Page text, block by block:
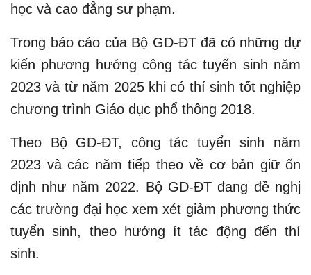
học và cao đẳng sư phạm.
Trong báo cáo của Bộ GD-ĐT đã có những dự
kiến phương hướng công tác tuyển sinh năm
2023 và từ năm 2025 khi có thí sinh tốt nghiệp
chương trình Giáo dục phổ thông 2018.
Theo Bộ GD-ĐT, công tác tuyển sinh năm
2023 và các năm tiếp theo về cơ bản giữ ổn
định như năm 2022. Bộ GD-ĐT đang đề nghị
các trường đại học xem xét giảm phương thức
tuyển sinh, theo hướng ít tác động đến thí
sinh.